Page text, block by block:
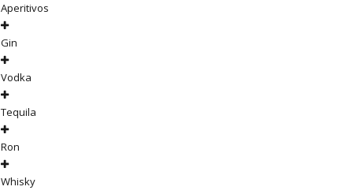
Aperitivos
Gin
Vodka
Tequila
Ron
Whisky